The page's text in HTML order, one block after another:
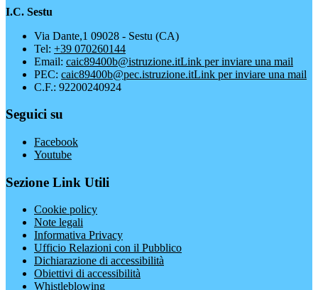
I.C. Sestu
Via Dante,1 09028 - Sestu (CA)
Tel: +39 070260144
Email: caic89400b@istruzione.itLink per inviare una mail
PEC: caic89400b@pec.istruzione.itLink per inviare una mail
C.F.: 92200240924
Seguici su
Facebook
Youtube
Sezione Link Utili
Cookie policy
Note legali
Informativa Privacy
Ufficio Relazioni con il Pubblico
Dichiarazione di accessibilità
Obiettivi di accessibilità
Whistleblowing